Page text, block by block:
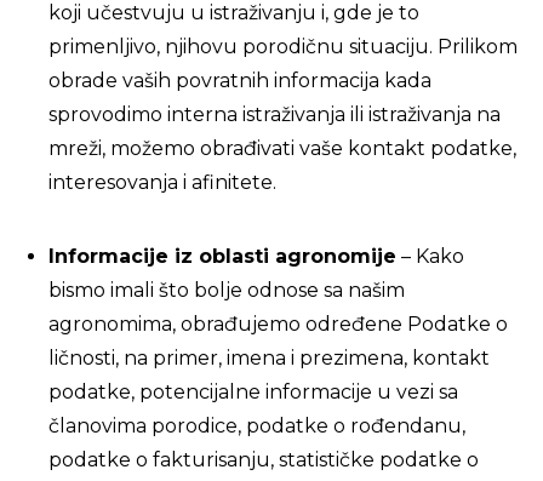
koji učestvuju u istraživanju i, gde je to
primenljivo, njihovu porodičnu situaciju. Prilikom
obrade vaših povratnih informacija kada
sprovodimo interna istraživanja ili istraživanja na
mreži, možemo obrađivati vaše kontakt podatke,
interesovanja i afinitete.
Informacije iz oblasti agronomije – Kako
bismo imali što bolje odnose sa našim
agronomima, obrađujemo određene Podatke o
ličnosti, na primer, imena i prezimena, kontakt
podatke, potencijalne informacije u vezi sa
članovima porodice, podatke o rođendanu,
podatke o fakturisanju, statističke podatke o